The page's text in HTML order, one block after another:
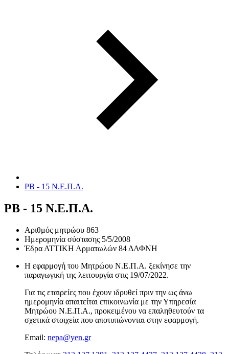
ΡΒ - 15 Ν.Ε.Π.Α.
ΡΒ - 15 Ν.Ε.Π.Α.
Αριθμός μητρώου 863
Ημερομηνία σύστασης 5/5/2008
Έδρα ΑΤΤΙΚΗ Αρματωλών 84 ΔΑΦΝΗ
Η εφαρμογή του Μητρώου Ν.Ε.Π.Α. ξεκίνησε την
παραγωγική της λειτουργία στις 19/07/2022.
Για τις εταιρείες που έχουν ιδρυθεί πριν την ως άνω
ημερομηνία απαιτείται επικοινωνία με την Υπηρεσία
Μητρώου Ν.Ε.Π.Α., προκειμένου να επαληθευτούν τα
σχετικά στοιχεία που αποτυπώνονται στην εφαρμογή.
Email: nepa@yen.gr